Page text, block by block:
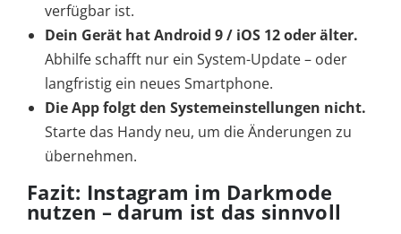
verfügbar ist.
Dein Gerät hat Android 9 / iOS 12 oder älter.
Abhilfe schafft nur ein System-Update – oder
langfristig ein neues Smartphone.
Die App folgt den Systemeinstellungen nicht.
Starte das Handy neu, um die Änderungen zu
übernehmen.
Fazit: Instagram im Darkmode
nutzen – darum ist das sinnvoll